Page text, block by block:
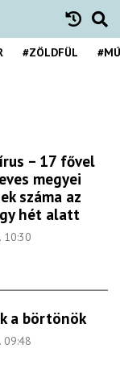
#ZÖLDFÜL
– 17 fővel
megyei
száma az
hét alatt
10:30
a börtönök
09:48